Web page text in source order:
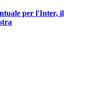
per l'Inter, il